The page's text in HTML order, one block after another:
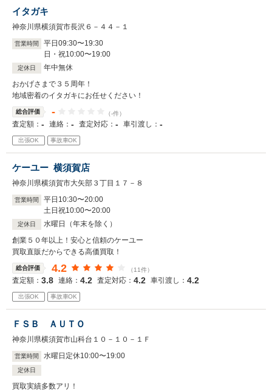
イタガキ
神奈川県横須賀市長沢６－４４－１
営業時間 平日 09:30〜19:30
日・祝10:00〜19:00
定休日
年中無休
おかげさまで３５周年！
地域密着のイタガキにお任せください！
総合評価 - （-件）
査定額： - 連絡： - 査定対応： - 車引渡し： -
出張OK 事故車OK
ケーユー 横須賀店
神奈川県横須賀市大矢部３丁目１７－８
営業時間 平日 10:30〜20:00
土日祝10:00〜20:00
定休日
水曜日（年末を除く）
創業５０年以上！安心と信頼のケーユー
買取直販だからできる高価買取！
総合評価 4.2 （11件）
査定額： 3.8 連絡： 4.2 査定対応： 4.2 車引渡し： 4.2
出張OK 事故車OK
ＦＳＢ ＡＵＴＯ
神奈川県横須賀市山科台１０－１０－１Ｆ
営業時間 水曜日定休10:00〜19:00
定休日
買取実績多数アリ！